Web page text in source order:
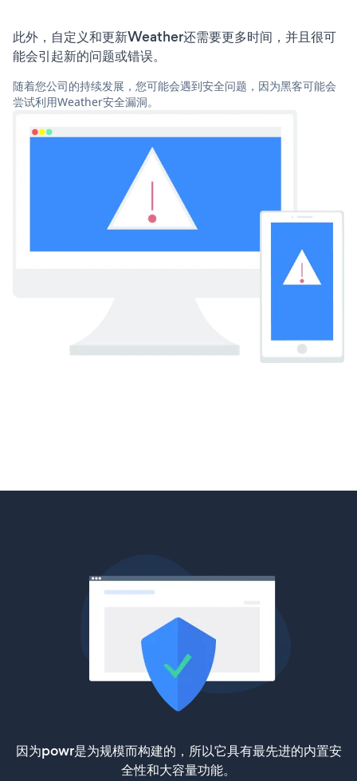
此外，自定义和更新Weather还需要更多时间，并且很可
能会引起新的问题或错误。
随着您公司的持续发展，您可能会遇到安全问题，因为黑客可能会
尝试利用Weather安全漏洞。
因为powr是为规模而构建的，所以它具有最先进的内置安
全性和大容量功能。